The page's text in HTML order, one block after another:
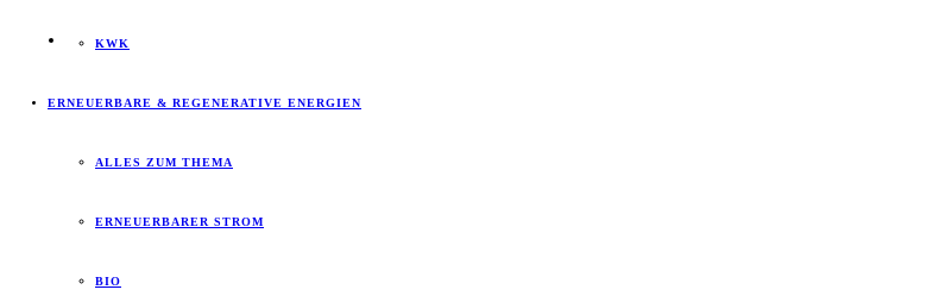
KWK
ERNEUERBARE & REGENERATIVE ENERGIEN
ALLES ZUM THEMA
ERNEUERBARER STROM
BIO